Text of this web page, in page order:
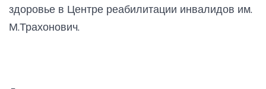
здоровье в Центре реабилитации инвалидов им.
М.Трахонович.